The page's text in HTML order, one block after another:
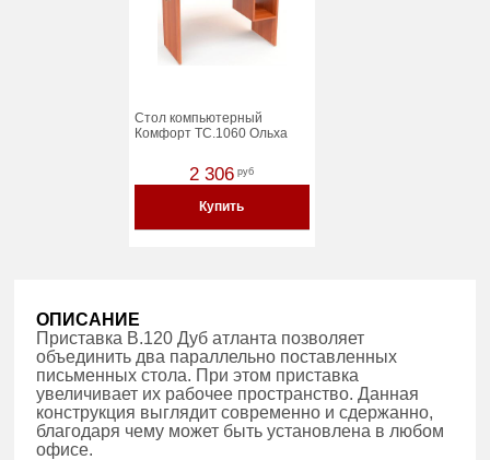
Стол компьютерный
Комфорт ТC.1060 Ольха
2 306 руб
Купить
ОПИСАНИЕ
Приставка B.120 Дуб атланта позволяет
объединить два параллельно поставленных
письменных стола. При этом приставка
увеличивает их рабочее пространство. Данная
конструкция выглядит современно и сдержанно,
благодаря чему может быть установлена в любом
офисе.